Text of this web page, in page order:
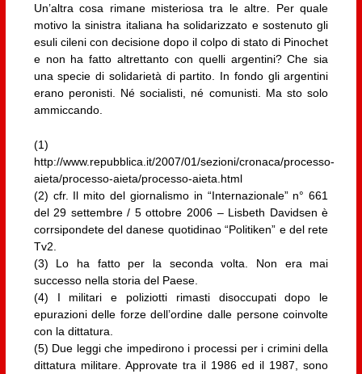
Un’altra cosa rimane misteriosa tra le altre. Per quale
motivo la sinistra italiana ha solidarizzato e sostenuto gli
esuli cileni con decisione dopo il colpo di stato di Pinochet
e non ha fatto altrettanto con quelli argentini? Che sia
una specie di solidarietà di partito. In fondo gli argentini
erano peronisti. Né socialisti, né comunisti. Ma sto solo
ammiccando.
(1)
http://www.repubblica.it/2007/01/sezioni/cronaca/processo-
aieta/processo-aieta/processo-aieta.html
(2) cfr. Il mito del giornalismo in “Internazionale” n° 661
del 29 settembre / 5 ottobre 2006 – Lisbeth Davidsen è
corrsipondete del danese quotidinao “Politiken” e del rete
Tv2.
(3) Lo ha fatto per la seconda volta. Non era mai
successo nella storia del Paese.
(4) I militari e poliziotti rimasti disoccupati dopo le
epurazioni delle forze dell’ordine dalle persone coinvolte
con la dittatura.
(5) Due leggi che impedirono i processi per i crimini della
dittatura militare. Approvate tra il 1986 ed il 1987, sono